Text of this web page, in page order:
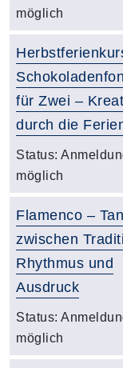
möglich
für Zwei –
durch die
Status:
möglich
Flamenco –
zwischen
Rhythmus und
Ausdruck
Status:
möglich